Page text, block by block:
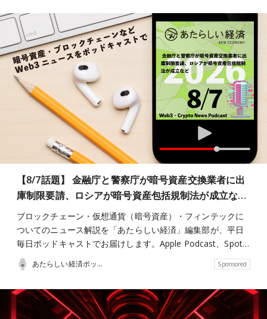
【8/7話題】 金融庁と警察庁が暗号資産交換業者に出
庫制限要請、ロシアが暗号資産包括規制法が成立な…
ブロックチェーン・仮想通貨（暗号資産）・フィンテックに
ついてのニュース解説を「あたらしい経済」編集部が、平日
毎日ポッドキャストでお届けします。Apple Podcast、Spot…
あたらしい経済ポッドキャスト Sponsored